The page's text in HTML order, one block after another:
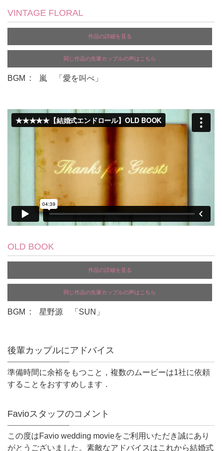
VINTAGE FLORAL
作品の詳細を見る
同じ作品の先輩カップルの声はこちら
BGM : 嵐 「愛を叫べ」
OLD BOOK
作品の詳細を見る
同じ作品の先輩カップルの声はこちら
BGM : 星野源 「SUN」
後輩カップルにアドバイス
準備時間に余裕をもつこと，複数のムービーは1社に依頼
することをおすすめします．
Favioスタッフのコメント
この度はFavio wedding movieをご利用いただき誠にあり
がとうございました。素敵なアドバイスはこれから結婚式